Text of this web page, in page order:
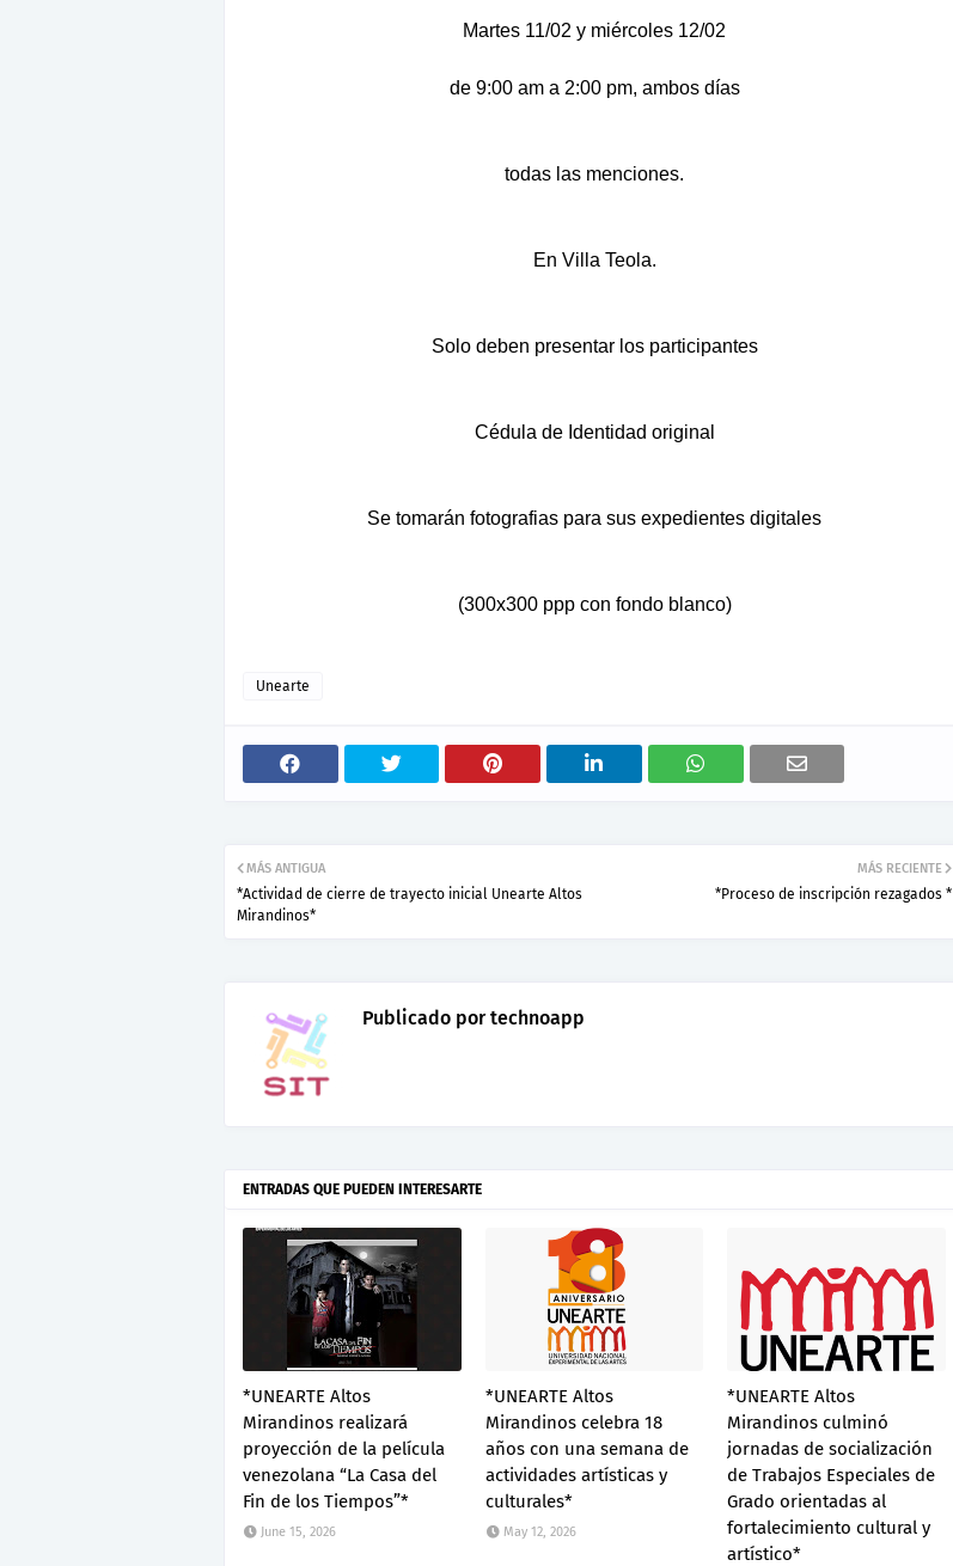
Martes 11/02 y miércoles 12/02
de 9:00 am a 2:00 pm, ambos días
todas las menciones.
En Villa Teola.
Solo deben presentar los participantes
Cédula de Identidad original
Se tomarán fotografias para sus expedientes digitales
(300x300 ppp con fondo blanco)
Unearte
MÁS RECIENTE
*Proceso de inscripción rezagados *
MÁS ANTIGUA
*Actividad de cierre de trayecto inicial Unearte Altos
Mirandinos*
Publicado portechnoapp
ENTRADAS QUE PUEDEN INTERESARTE
*UNEARTE Altos
Mirandinos realizará
proyección de la película
venezolana “La Casa del
Fin de los Tiempos”*
June 15, 2026
*UNEARTE Altos
Mirandinos celebra 18
años con una semana de
actividades artísticas y
culturales*
May 12, 2026
*UNEARTE Altos
Mirandinos culminó
jornadas de socialización
de Trabajos Especiales de
Grado orientadas al
fortalecimiento cultural y
artístico*